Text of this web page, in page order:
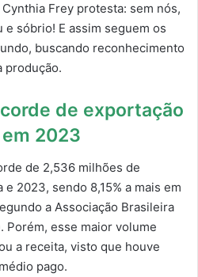
Frey protesta: sem nós,
sóbrio! E assim seguem os
buscando reconhecimento
produção.
de exportação
2023
de 2,536 milhões de
2023, sendo 8,15% a mais em
a Associação Brasileira
esse maior volume
a receita, visto que houve
pago.